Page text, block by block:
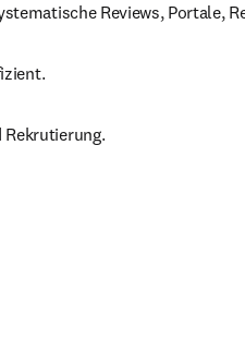
Reviews, Portale,